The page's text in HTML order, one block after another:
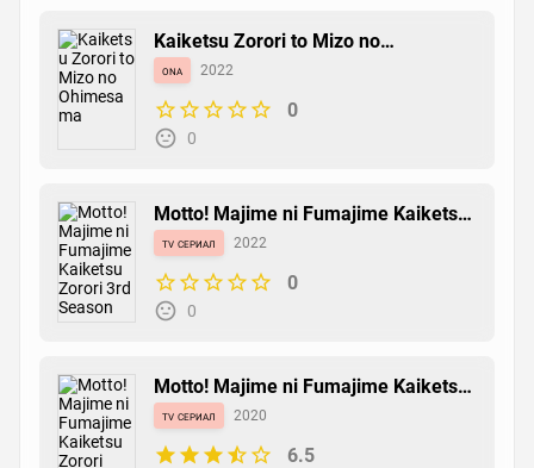
Kaiketsu Zorori to Mizo no
Ohimesama
ona 2022
0
0
Motto! Majime ni Fumajime Kaiketsu
Zorori 3rd Season
tv сериал 2022
0
0
Motto! Majime ni Fumajime Kaiketsu
Zorori
tv сериал 2020
6.5